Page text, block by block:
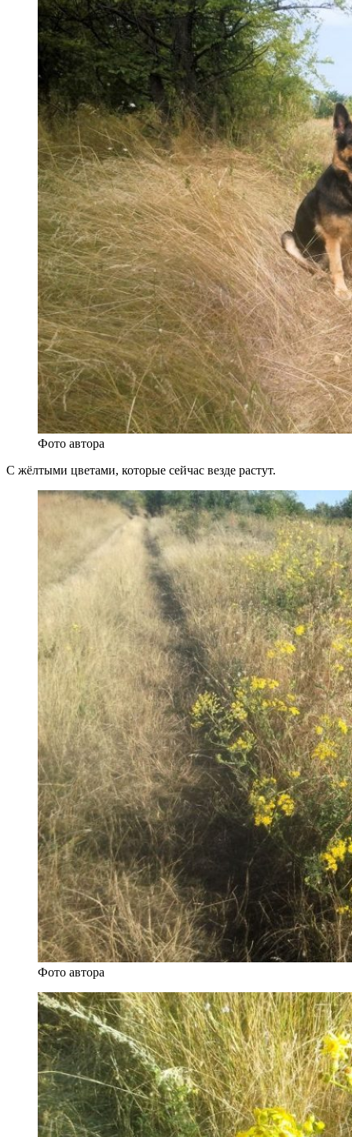
Фото автора
С жёлтыми цветами, которые сейчас везде растут.
Фото автора